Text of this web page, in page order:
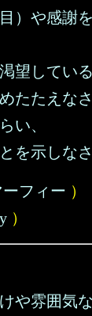
）や感謝
望している
たたえなさ
い、
を示しなさ
フィー ）
）
や雰囲気